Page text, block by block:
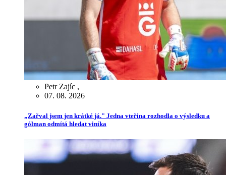
Petr Zajíc ,
07. 08. 2026
„Zařval jsem jen krátké já." Jedna vteřina rozhodla o výsledku a
gólman odmítá hledat viníka